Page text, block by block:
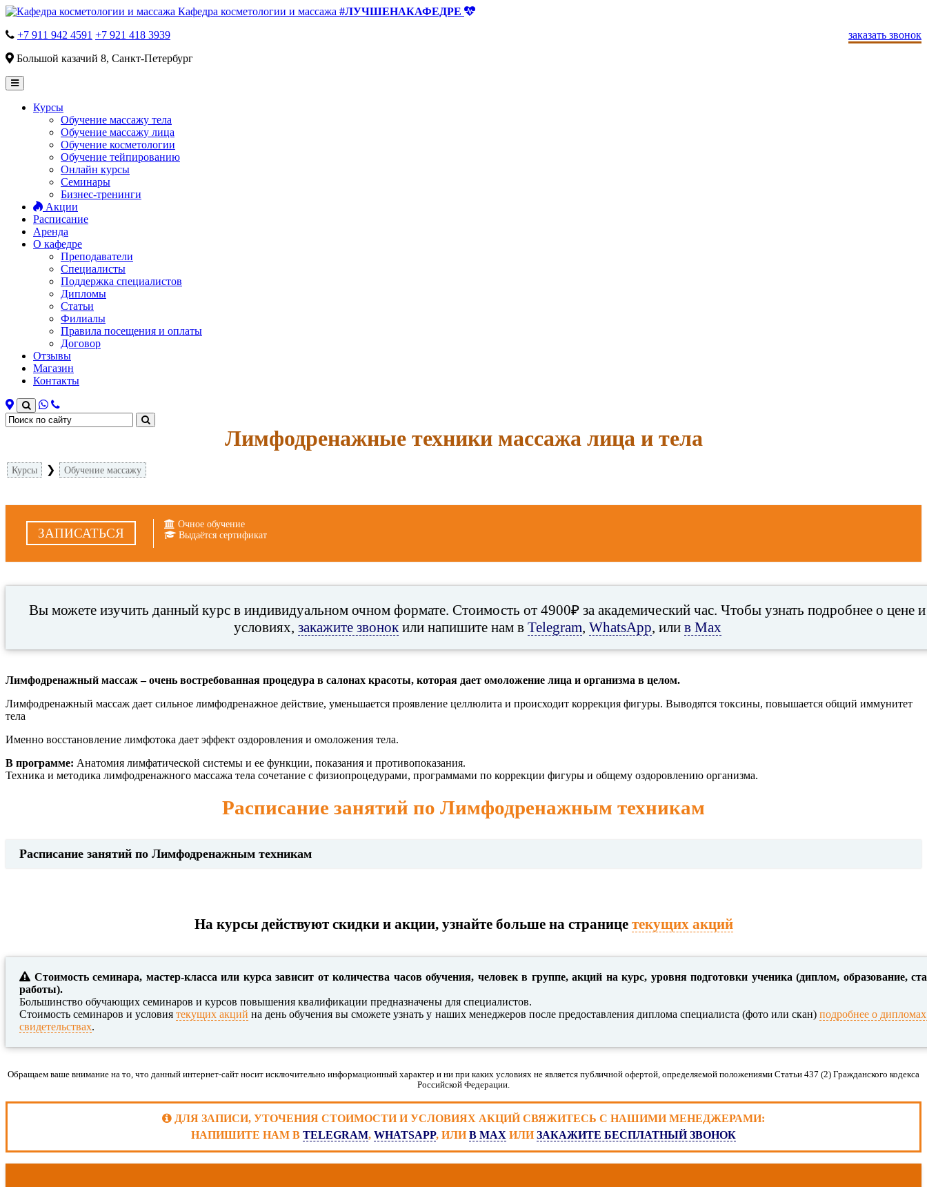
Кафедра косметологии и массажа #ЛУЧШЕНАКАФЕДРЕ
заказать звонок
+7 911 942 4591 +7 921 418 3939
Большой казачий 8, Санкт-Петербург
Курсы
Обучение массажу тела
Обучение массажу лица
Обучение косметологии
Обучение тейпированию
Онлайн курсы
Семинары
Бизнес-тренинги
Акции
Расписание
Аренда
О кафедре
Преподаватели
Специалисты
Поддержка специалистов
Дипломы
Статьи
Филиалы
Правила посещения и оплаты
Договор
Отзывы
Магазин
Контакты
Лимфодренажные техники массажа лица и тела
Курсы ❯ Обучение массажу
ЗАПИСАТЬСЯ
Очное обучение
Выдаётся сертификат
Вы можете изучить данный курс в индивидуальном очном формате. Стоимость от 4900₽ за академический час. Чтобы узнать подробнее о цене и
условиях, закажите звонокили напишите нам в Telegram WhatsApp , или в Max
Лимфодренажный массаж – очень востребованная процедура в салонах красоты, которая дает омоложение лица и организма в целом.
Лимфодренажный массаж дает сильное лимфодренажное действие, уменьшается проявление целлюлита и происходит коррекция фигуры. Выводятся токсины, повышается общий иммунитет
тела
Именно восстановление лимфотока дает эффект оздоровления и омоложения тела.
В программе: Анатомия лимфатической системы и ее функции, показания и противопоказания.
Техника и методика лимфодренажного массажа тела сочетание с физиопроцедурами, программами по коррекции фигуры и общему оздоровлению организма.
Расписание занятий по Лимфодренажным техникам
Расписание занятий по Лимфодренажным техникам
На курсы действуют скидки и акции, узнайте больше на странице текущих акций
Стоимость семинара, мастер-класса или курса зависит от количества часов обучения, человек в группе, акций на курс, уровня подготовки ученика (диплом, образование,
работы).
Большинство обучающих семинаров и курсов повышения квалификации предназначены для специалистов.
Стоимость семинаров и условиятекущих акций на день обучения вы сможете узнать у наших менеджеров после предоставления диплома специалиста (фото или скан) подробнее о
свидетельствах.
Обращаем ваше внимание на то, что данный интернет-сайт носит исключительно информационный характер и ни при каких условиях не является публичной офертой, определяемой положениями Статьи 437 (2) Гражданского кодекса
Российской Федерации.
ДЛЯ ЗАПИСИ, УТОЧЕНИЯ СТОИМОСТИ И УСЛОВИЯХ АКЦИЙ СВЯЖИТЕСЬ С НАШИМИ МЕНЕДЖЕРАМИ:
НАПИШИТЕ НАМ В TELEGRAM, WHATSAPP, ИЛИВ MAX ИЛИЗАКАЖИТЕ БЕСПЛАТНЫЙ ЗВОНОК